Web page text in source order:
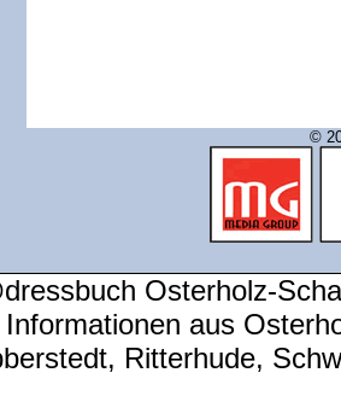
©
Osterholz-
aus
Ritterhude,